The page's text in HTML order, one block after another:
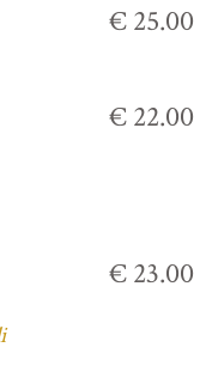
€ 25.00
€ 22.00
€ 23.00